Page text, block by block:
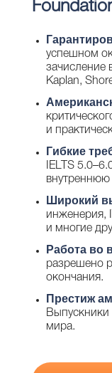
успешном
зачисление
Kaplan,
и
Гибкие
IELTS
внутреннюю
Широкий
инженерия,
и многие
Работа во
разрешено
окончания.
Престиж
Выпускники
мира.